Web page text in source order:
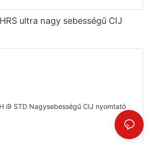
ultra nagy sebességű CIJ